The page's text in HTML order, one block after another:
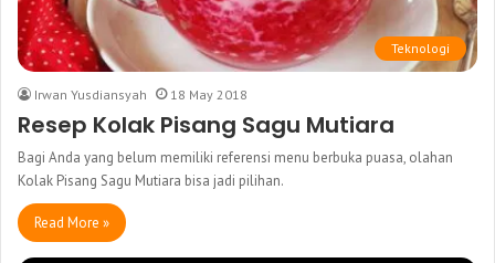
Teknologi
Irwan Yusdiansyah 18 May 2018
Resep Kolak Pisang Sagu Mutiara
Bagi Anda yang belum memiliki referensi menu berbuka puasa, olahan
Kolak Pisang Sagu Mutiara bisa jadi pilihan.
Read More »